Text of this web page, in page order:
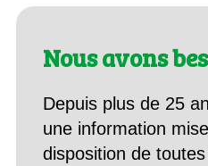
Nous avons
Depuis plus de 25
une information
disposition de